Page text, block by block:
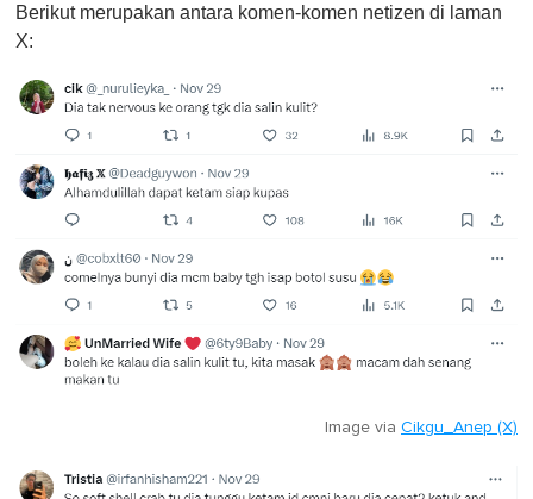
Berikut merupakan antara komen-komen netizen di laman
X:
Image via Cikgu_Anep (X)